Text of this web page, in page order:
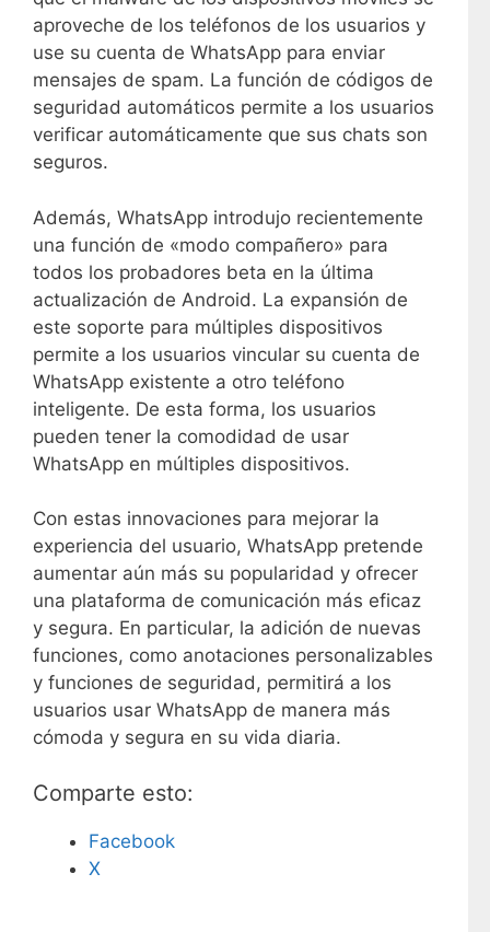
aproveche de los teléfonos de los usuarios y
use su cuenta de WhatsApp para enviar
mensajes de spam. La función de códigos de
seguridad automáticos permite a los usuarios
verificar automáticamente que sus chats son
seguros.
Además, WhatsApp introdujo recientemente
una función de «modo compañero» para
todos los probadores beta en la última
actualización de Android. La expansión de
este soporte para múltiples dispositivos
permite a los usuarios vincular su cuenta de
WhatsApp existente a otro teléfono
inteligente. De esta forma, los usuarios
pueden tener la comodidad de usar
WhatsApp en múltiples dispositivos.
Con estas innovaciones para mejorar la
experiencia del usuario, WhatsApp pretende
aumentar aún más su popularidad y ofrecer
una plataforma de comunicación más eficaz
y segura. En particular, la adición de nuevas
funciones, como anotaciones personalizables
y funciones de seguridad, permitirá a los
usuarios usar WhatsApp de manera más
cómoda y segura en su vida diaria.
Comparte esto:
Facebook
X